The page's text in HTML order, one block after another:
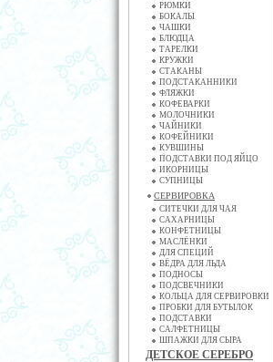
РЮМКИ
БОКАЛЫ
ЧАШКИ
БЛЮДЦА
ТАРЕЛКИ
КРУЖКИ
СТАКАНЫ
ПОДСТАКАННИКИ
ФЛЯЖКИ
КОФЕВАРКИ
МОЛОЧНИКИ
ЧАЙНИКИ
КОФЕЙНИКИ
КУВШИНЫ
ПОДСТАВКИ ПОД ЯЙЦО
ИКОРНИЦЫ
СУПНИЦЫ
СЕРВИРОВКА
СИТЕЧКИ ДЛЯ ЧАЯ
САХАРНИЦЫ
КОНФЕТНИЦЫ
МАСЛЁНКИ
ДЛЯ СПЕЦИЙ
ВЁДРА ДЛЯ ЛЬДА
ПОДНОСЫ
ПОДСВЕЧНИКИ
КОЛЬЦА ДЛЯ СЕРВИРОВКИ
ПРОБКИ ДЛЯ БУТЫЛОК
ПОДСТАВКИ
САЛФЕТНИЦЫ
ШПАЖКИ ДЛЯ СЫРА
ДЕТСКОЕ СЕРЕБРО